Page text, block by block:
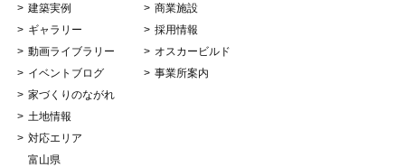
建築実例
ギャラリー
動画ライブラリー
イベントブログ
家づくりのながれ
土地情報
対応エリア
富山県
商業施設
採用情報
オスカービルド
事業所案内